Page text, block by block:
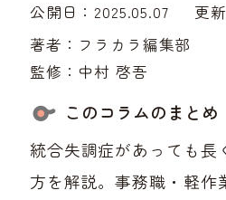
公開日：2025.05.07
更
著者： フラカラ編集部
監修： 中村 啓吾
このコラムのまとめ
統合失調症があっても長
方を解説。事務職・軽作